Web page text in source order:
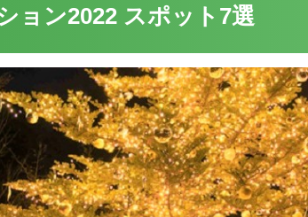
ョン2022 スポット7選